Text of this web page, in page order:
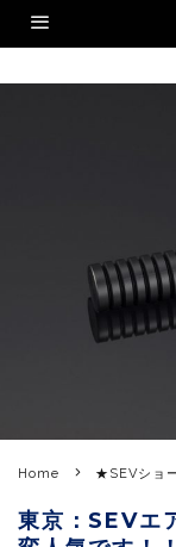
Home ★SEVショ
東京：SEV